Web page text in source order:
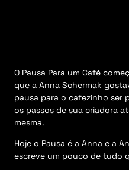
O Pausa Para um Café
que a Anna Schermak
pausa para o cafezinho ser
os passos de sua criadora
mesma.
Hoje o Pausa é a Anna e a
escreve um pouco de tudo